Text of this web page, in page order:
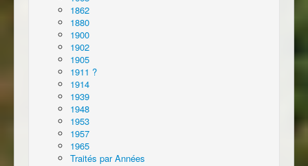
1862
1880
1900
1902
1905
1911 ?
1914
1939
1948
1953
1957
1965
Traités par Années